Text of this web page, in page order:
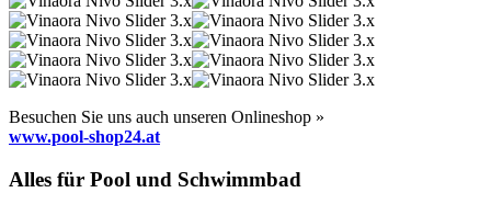
Besuchen Sie uns auch unseren Onlineshop »
www.pool-shop24.at
Alles für Pool und Schwimmbad